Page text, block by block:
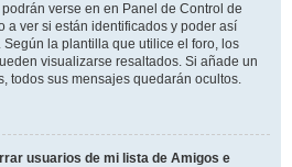
verse en en Panel de Control de
a ver si están identificados y poder así
la plantilla que utilice el foro, los
visualizarse resaltados. Si añade un
todos sus mensajes quedarán ocultos.
usuarios de mi lista de Amigos e